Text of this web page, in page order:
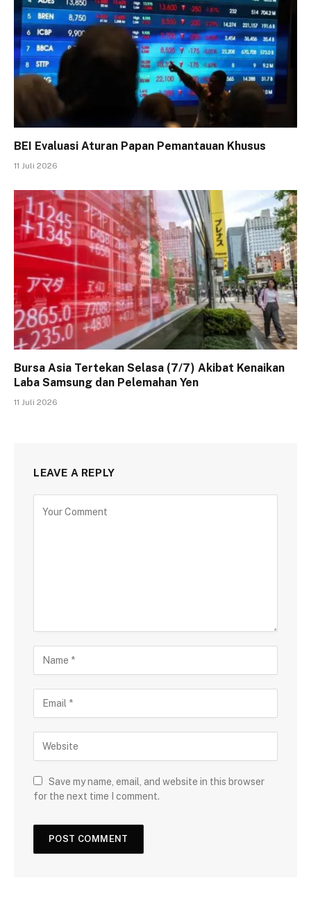
BEI Evaluasi Aturan Papan Pemantauan Khusus
11 Juli 2026
Bursa Asia Tertekan Selasa (7/7) Akibat Kenaikan
Laba Samsung dan Pelemahan Yen
11 Juli 2026
LEAVE A REPLY
Save my name, email, and website in this browser
for the next time I comment.